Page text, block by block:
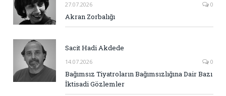
27.07.2026 0
Akran Zorbalığı
Sacit Hadi Akdede
14.07.2026 0
Bağımsız Tiyatroların Bağımsızlığına Dair Bazı
İktisadi Gözlemler